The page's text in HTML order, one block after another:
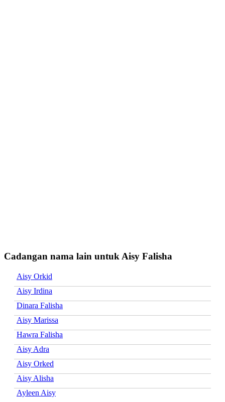
Cadangan nama lain untuk Aisy Falisha
Aisy Orkid
Aisy Irdina
Dinara Falisha
Aisy Marissa
Hawra Falisha
Aisy Adra
Aisy Orked
Aisy Alisha
Ayleen Aisy